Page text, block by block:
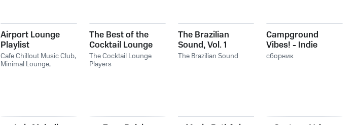
Airport Lounge
Playlist
Cafe Chillout Music Club,
Minimal Lounge,
The Best of the
Cocktail Lounge
Players, Vol. 2
The Cocktail Lounge
Players
The Brazilian
Sound, Vol. 1
(Music in All
The Brazilian Sound
Campground
Vibes! - Indie
Music for a
сборник